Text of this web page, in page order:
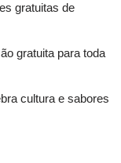
gratuitas de
gratuita para toda
cultura e sabores